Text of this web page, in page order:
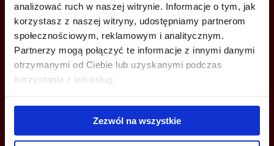
analizować ruch w naszej witrynie. Informacje o tym, jak
korzystasz z naszej witryny, udostępniamy partnerom
społecznościowym, reklamowym i analitycznym.
Partnerzy mogą połączyć te informacje z innymi danymi
otrzymanymi od Ciebie lub uzyskanymi podczas
korzystania z ich usług.
Zezwól na wszystkie
ZADZWOŃ I DOWIEDZ SIĘ WIĘCEJ
+48 12 294 94 33
katowice@bazabiur.pl